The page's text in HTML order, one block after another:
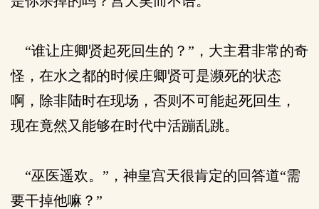
“谁让庄卿贤起死回生的？”，大主君非常的奇
怪，在水之都的时候庄卿贤可是濒死的状态
啊，除非陆时在现场，否则不可能起死回生，
现在竟然又能够在时代中活蹦乱跳。
“巫医遥欢。”，神皇宫天很肯定的回答道“需
要干掉他嘛？”